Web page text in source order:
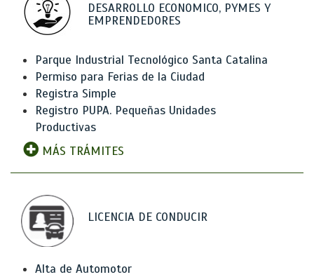
DESARROLLO ECONOMICO, PYMES Y
EMPRENDEDORES
Parque Industrial Tecnológico Santa Catalina
Permiso para Ferias de la Ciudad
Registra Simple
Registro PUPA. Pequeñas Unidades
Productivas
MÁS TRÁMITES
LICENCIA DE CONDUCIR
Alta de Automotor